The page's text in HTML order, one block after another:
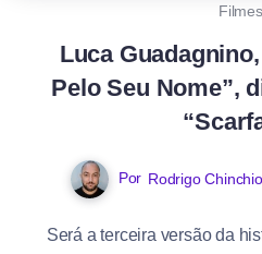
Filmes
Luca
Pelo Seu Nome”,
Por Rodrigo Chinchio
Será a terceira versão da